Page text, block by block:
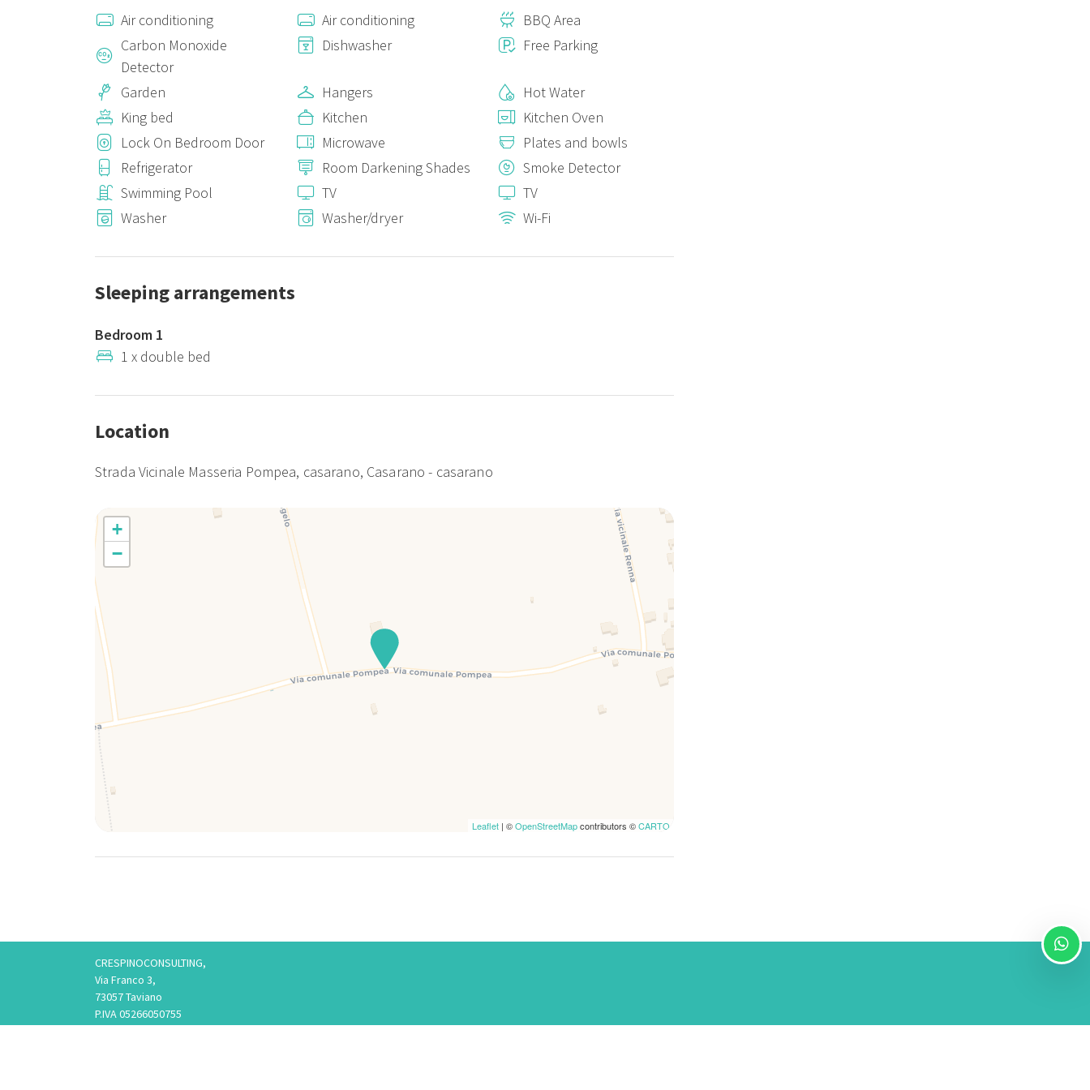
Per gli ospiti è messo a disposizione un cesto di frutta fresca della tenuta nonchè un assaggio dell'olio di
produzione propria. Sono disponibili come servizi opzionali i prodotti dell'orto e le uova fresche da richiedere.
Consigliata a famiglie e gruppi di amici. Non si accettano animali domestici. Parcheggio all’interno della proprietà.
A disposizione biancheria da letto e da bagno( un cambio è incluso, per ulteriori è richiesto supplemento), aria
condizionata e wi-fi.
Alcune info sulla piscina : profondità minima di 1 metro, profondità massima di 1,40 m. Quanto all'accesso, ci sono sia
una scala a gradini che una a pioli sul lato opposto, come si vede dalle fotografie. La piscina è larga circa 6 m e lunga
10. Non ci sono limiti agli orari di utilizzo.
Riguardo all'area esterna forniamo un barbecue ai villeggianti. La struttura offre infine un servizio di colazione
autogestito con prodotti confezionati, con un piccolo costo extra.
Air conditioning Air conditioning
BBQ Area
Carbon Monoxide
Detector
Dishwasher Free Parking
Garden Hangers
Hot Water
King bed
Kitchen
Kitchen Oven
Lock On Bedroom Door
Microwave
Plates and bowls
Refrigerator
Room Darkening Shades
Smoke Detector
Swimming Pool
TV
TV
Washer
Washer/dryer Wi-Fi
Sleeping arrangements
Bedroom 1
1 x double bed
Location
Strada Vicinale Masseria Pompea, casarano, Casarano - casarano
+
−
Leaflet | ©OpenStreetMapcontributors ©CARTO
CRESPINOCONSULTING,
Via Franco 3,
73057 Taviano
P.IVA 05266050755